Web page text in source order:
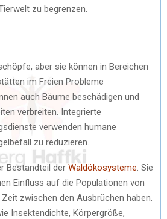
zu begrenzen.
aber sie können in Bereichen
im Freien Probleme
auch Bäume beschädigen und
verbreiten. Integrierte
verwenden humane
zu reduzieren.
Bestandteil der Waldökosysteme . Sie
Einfluss auf die Populationen von
zwischen den Ausbrüchen haben.
Insektendichte, Körpergröße,